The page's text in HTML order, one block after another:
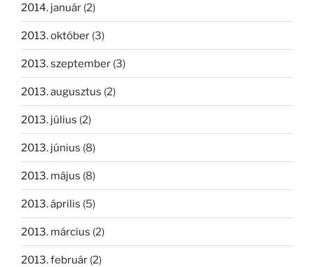
2014. január (2)
2013. október (3)
2013. szeptember (3)
2013. augusztus (2)
2013. július (2)
2013. június (8)
2013. május (8)
2013. április (5)
2013. március (2)
2013. február (2)